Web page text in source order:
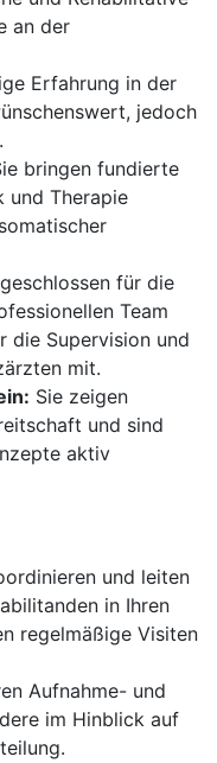
an der
Erfahrung in der
jedoch
bringen fundierte
und Therapie
für die
Team
die Supervision und
mit.
Sie zeigen
und sind
aktiv
und leiten
in Ihren
regelmäßige Visiten
Aufnahme- und
im Hinblick auf